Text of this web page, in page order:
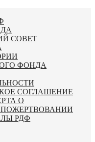
СОВЕТ
ФОНДА
СОГЛАШЕНИЕ
О
РДФ